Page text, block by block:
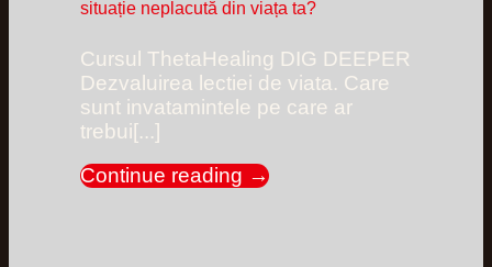
situație neplacută din viața ta?
Cursul ThetaHealing DIG DEEPER
Dezvaluirea lectiei de viata. Care
sunt invatamintele pe care ar
trebui[...]
Continue reading →